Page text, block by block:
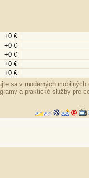
+0 €
+0 €
+0 €
+0 €
+0 €
sa v moderných
a praktické služby pre